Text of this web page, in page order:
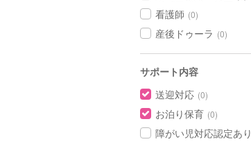
看護師 (0)
産後ドゥーラ (0)
サポート内容
送迎対応 (0)
お泊り保育 (0)
障がい児対応認定あり